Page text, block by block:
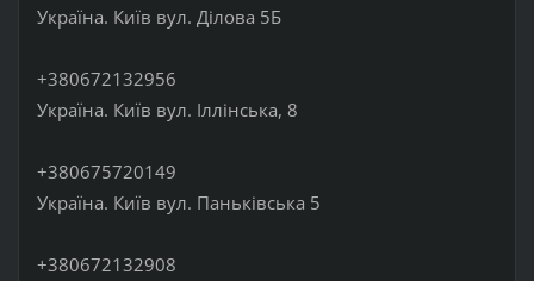
Україна. Київ вул. Ділова 5Б
+380672132956
Україна. Київ вул. Іллінська, 8
+380675720149
Україна. Київ вул. Паньківська 5
+380672132908